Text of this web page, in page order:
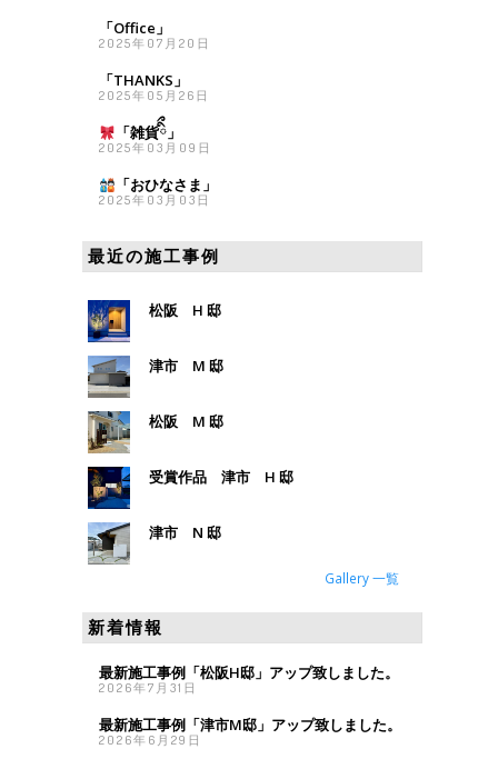
「Office」
2025年07月20日
「THANKS」
2025年05月26日
「雑貨ིྀ」
2025年03月09日
「おひなさま 」
2025年03月03日
最近の施工事例
松阪 H 邸
津市 M 邸
松阪 M 邸
受賞作品 津市 H 邸
津市 N 邸
Gallery 一覧
新着情報
最新施工事例「松阪H邸」アップ致しました。
2026年7月31日
最新施工事例「津市M邸」アップ致しました。
2026年6月29日